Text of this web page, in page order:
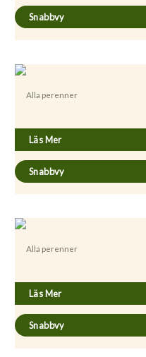
Snabbvy
Alla perenner
Läs Mer
Snabbvy
Alla perenner
Läs Mer
Snabbvy